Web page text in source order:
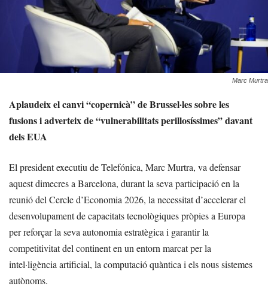
Marc Murtra
Aplaudeix el canvi “copernicà” de Brussel·les sobre les
fusions i adverteix de “vulnerabilitats perillosíssimes” davant
dels EUA
El president executiu de Telefónica, Marc Murtra, va defensar
aquest dimecres a Barcelona, durant la seva participació en la
reunió del Cercle d’Economia 2026, la necessitat d’accelerar el
desenvolupament de capacitats tecnològiques pròpies a Europa
per reforçar la seva autonomia estratègica i garantir la
competitivitat del continent en un entorn marcat per la
intel·ligència artificial, la computació quàntica i els nous sistemes
autònoms.